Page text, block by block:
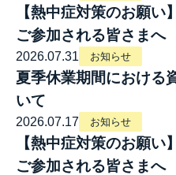
【熱中症対策のお願い
ご参加される皆さまへ
2026.07.31 お知らせ
夏季休業期間における
いて
2026.07.17 お知らせ
【熱中症対策のお願い
ご参加される皆さまへ